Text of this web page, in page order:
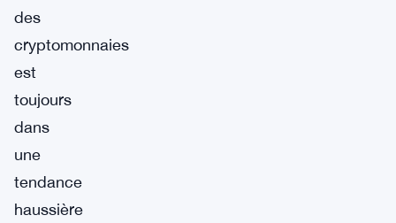
des
cryptomonnaies
est
toujours
dans
une
tendance
haussière